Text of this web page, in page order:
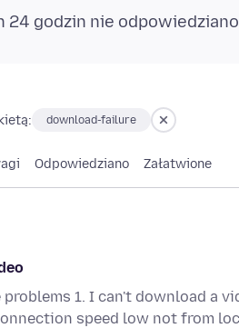
24 godzin nie
download-failure
Odpowiedziano Załatwione
problems 1. I can't download a
speed low not from